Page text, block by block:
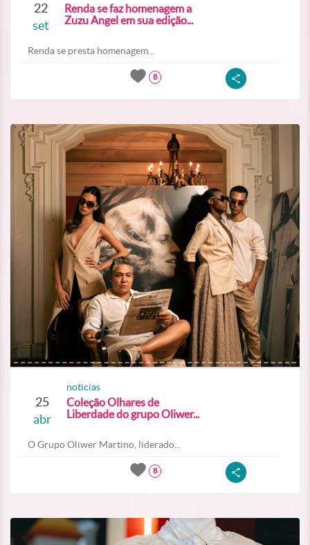
22
set
Renda se faz homenagem a
Zuzu Angel em sua edição...
Renda se presta homenagem...
8
25
abr
noticias
Coleção Olhares de
Liberdade do grupo Oliwer...
O Grupo Oliwer Martino, liderado...
8